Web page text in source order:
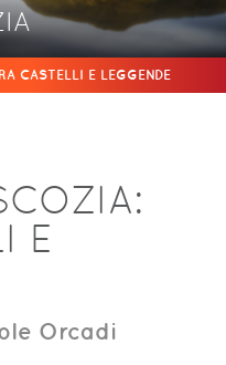
CASTELLI E LEGGENDE
E
Orcadi